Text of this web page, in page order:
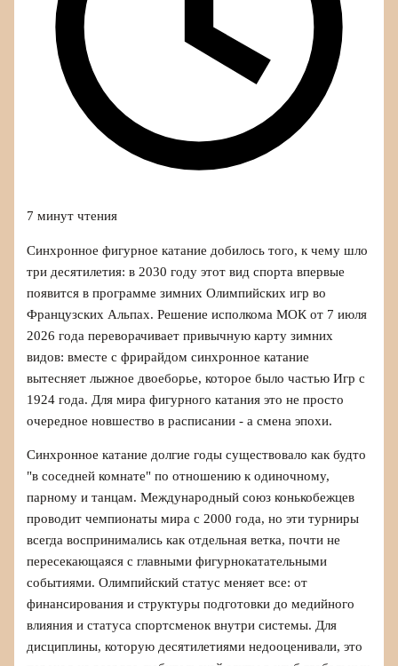
7 минут чтения
Синхронное фигурное катание добилось того, к чему шло
три десятилетия: в 2030 году этот вид спорта впервые
появится в программе зимних Олимпийских игр во
Французских Альпах. Решение исполкома МОК от 7 июля
2026 года переворачивает привычную карту зимних
видов: вместе с фрирайдом синхронное катание
вытесняет лыжное двоеборье, которое было частью Игр с
1924 года. Для мира фигурного катания это не просто
очередное новшество в расписании - а смена эпохи.
Синхронное катание долгие годы существовало как будто
"в соседней комнате" по отношению к одиночному,
парному и танцам. Международный союз конькобежцев
проводит чемпионаты мира с 2000 года, но эти турниры
всегда воспринимались как отдельная ветка, почти не
пересекающаяся с главными фигурнокатательными
событиями. Олимпийский статус меняет все: от
финансирования и структуры подготовки до медийного
влияния и статуса спортсменок внутри системы. Для
дисциплины, которую десятилетиями недооценивали, это